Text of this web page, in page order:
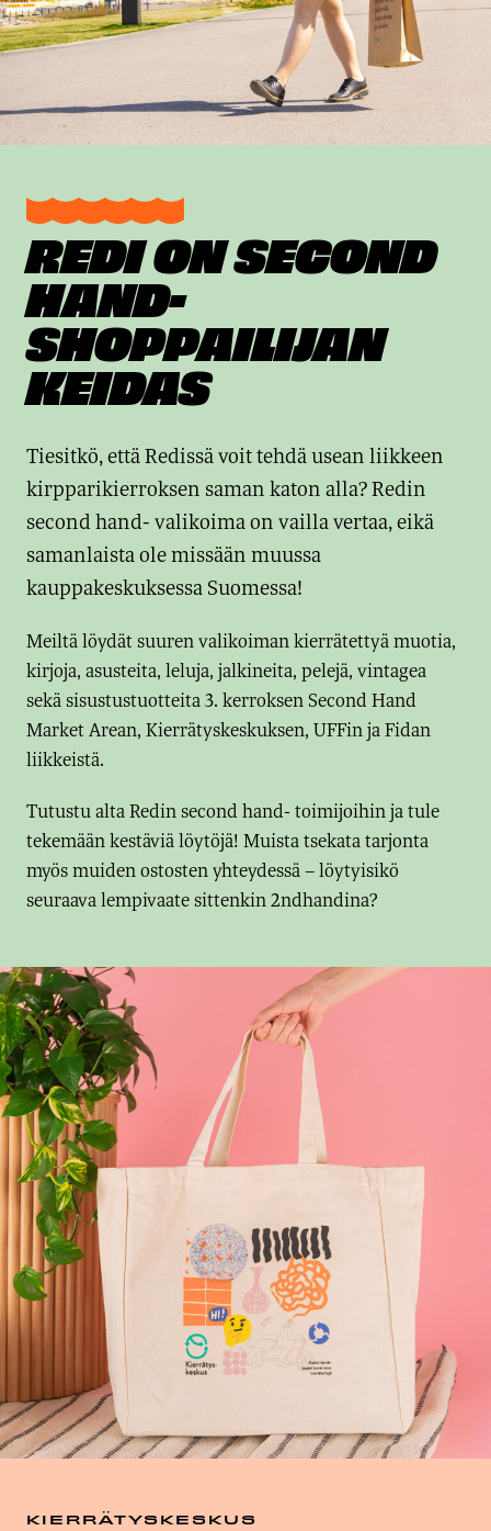
REDI ON SECOND
HAND-
SHOPPAILIJAN
KEIDAS
Tiesitkö, että Redissä voit tehdä usean liikkeen
kirpparikierroksen saman katon alla? Redin
second hand- valikoima on vailla vertaa, eikä
samanlaista ole missään muussa
kauppakeskuksessa Suomessa!
Meiltä löydät suuren valikoiman kierrätettyä muotia,
kirjoja, asusteita, leluja, jalkineita, pelejä, vintagea
sekä sisustustuotteita 3. kerroksen Second Hand
Market Arean, Kierrätyskeskuksen, UFFin ja Fidan
liikkeistä.
Tutustu alta Redin second hand- toimijoihin ja tule
tekemään kestäviä löytöjä! Muista tsekata tarjonta
myös muiden ostosten yhteydessä – löytyisikö
seuraava lempivaate sittenkin 2ndhandina?
KIERRÄTYSKESKUS